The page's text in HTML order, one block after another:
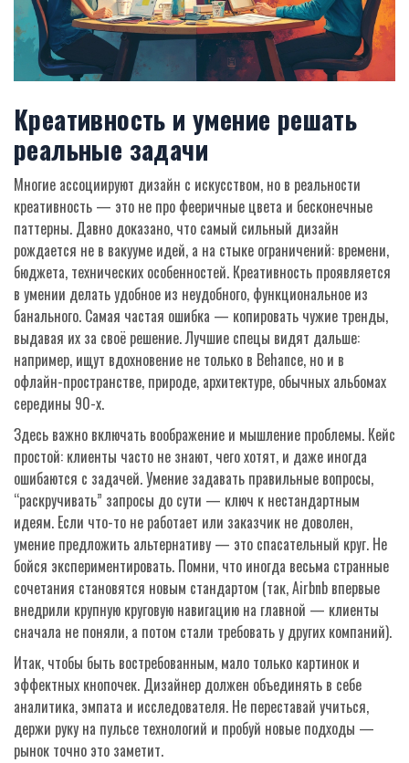
Креативность и умение решать
реальные задачи
Многие ассоциируют дизайн с искусством, но в реальности
креативность — это не про фееричные цвета и бесконечные
паттерны. Давно доказано, что самый сильный дизайн
рождается не в вакууме идей, а на стыке ограничений: времени,
бюджета, технических особенностей. Креативность проявляется
в умении делать удобное из неудобного, функциональное из
банального. Самая частая ошибка — копировать чужие тренды,
выдавая их за своё решение. Лучшие спецы видят дальше:
например, ищут вдохновение не только в Behance, но и в
офлайн-пространстве, природе, архитектуре, обычных альбомах
середины 90-х.
Здесь важно включать воображение и мышление проблемы. Кейс
простой: клиенты часто не знают, чего хотят, и даже иногда
ошибаются с задачей. Умение задавать правильные вопросы,
“раскручивать” запросы до сути — ключ к нестандартным
идеям. Если что-то не работает или заказчик не доволен,
умение предложить альтернативу — это спасательный круг. Не
бойся экспериментировать. Помни, что иногда весьма странные
сочетания становятся новым стандартом (так, Airbnb впервые
внедрили крупную круговую навигацию на главной — клиенты
сначала не поняли, а потом стали требовать у других компаний).
Итак, чтобы быть востребованным, мало только картинок и
эффектных кнопочек. Дизайнер должен объединять в себе
аналитика, эмпата и исследователя. Не переставай учиться,
держи руку на пульсе технологий и пробуй новые подходы —
рынок точно это заметит.